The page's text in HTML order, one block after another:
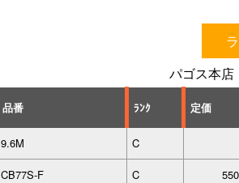
パゴス本
品番 ﾗﾝｸ 定価
9.6M C
CB77S-F C